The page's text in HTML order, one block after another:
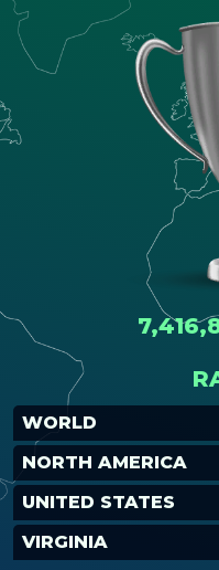
WORLD
NORTH AMERICA
UNITED STATES
VIRGINIA